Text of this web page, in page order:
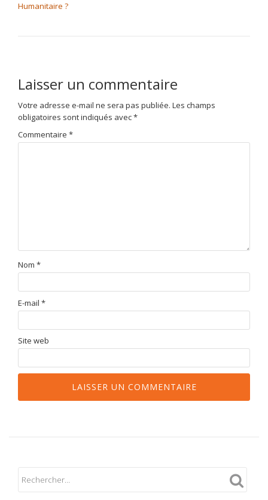
Humanitaire ?
Laisser un commentaire
Votre adresse e-mail ne sera pas publiée. Les champs
obligatoires sont indiqués avec*
Commentaire *
Nom *
E-mail *
Site web